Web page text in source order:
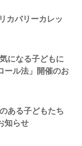
カバリーカレッ
になる子どもに
ール法」開催のお
ある子どもたち
知らせ